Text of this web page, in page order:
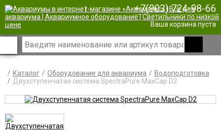
| +7(903) 724-98-66
Ваша корзина пуста
Каталог Оборудование для аквариума
Водоподготовка
Двухступенчатая система SpectraPure MaxCap D2